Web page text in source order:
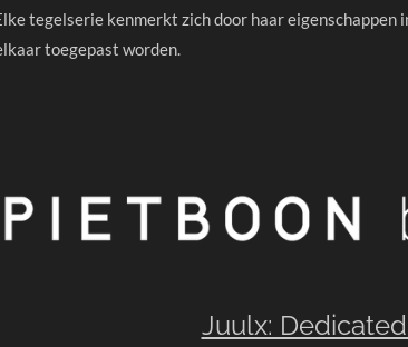
tegelserie kenmerkt zich door haar
toegepast worden.
Juulx: